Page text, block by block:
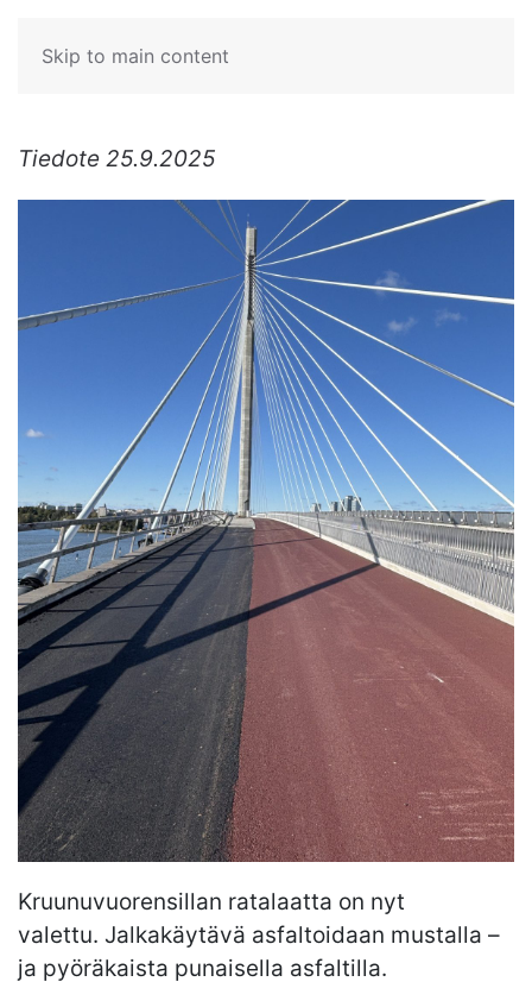
Skip to main content
Tiedote 25.9.2025
Kruunuvuorensillan ratalaatta on nyt
valettu. Jalkakäytävä asfaltoidaan mustalla –
ja pyöräkaista punaisella asfaltilla.